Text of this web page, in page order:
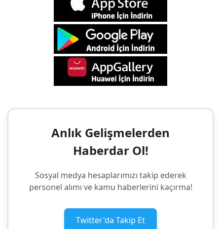
Anlık Gelişmelerden
Haberdar Ol!
Sosyal medya hesaplarımızı takip ederek
personel alımı ve kamu haberlerini kaçırma!
Twitter'da Takip Et